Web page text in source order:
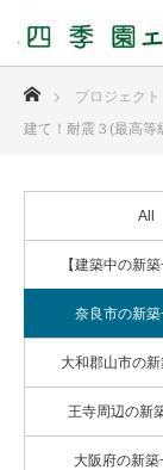
プロジェクト
建て！耐震３(最高等
All
【建築中の新築
奈良市の新
大和郡山市の
王寺周辺の新
大阪府の新築